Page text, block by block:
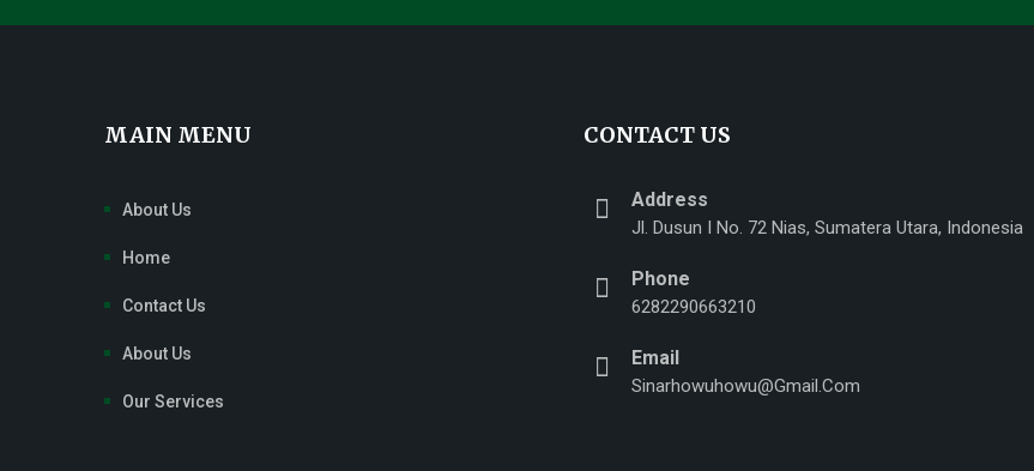
MAIN MENU
About Us
Home
Contact Us
About Us
Our Services
CONTACT US
Address
Jl. Dusun I No. 72 Nias, Sumatera Utara, Indonesia
Phone
6282290663210
Email
Sinarhowuhowu@gmail.com